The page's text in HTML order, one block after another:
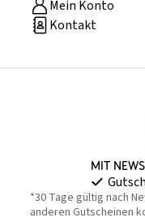
Mein Konto
Kontakt
Mit
*30 Tage gültig nach
anderen Gutscheinen